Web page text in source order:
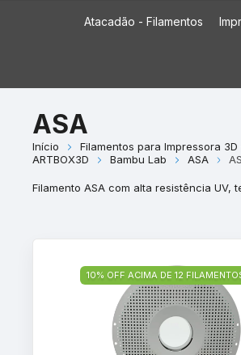
Atacadão - Filamentos
ASA
Início
Filamentos para Impressora
ARTBOX3D
Bambu Lab ASA
Filamento ASA com alta resistência
10% OFF ACIMA DE 12